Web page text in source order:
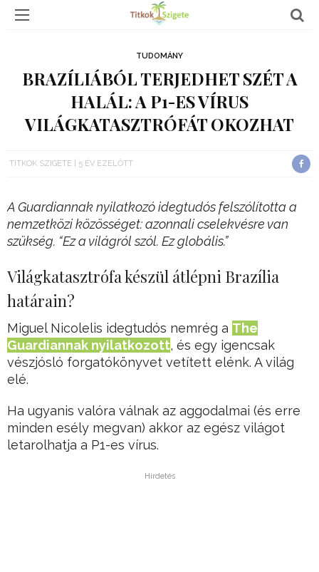
TUDOMÁNY
BRAZÍLIÁBÓL TERJEDHET SZÉT A
HALÁL: A P1-ES VÍRUS
VILÁGKATASZTRÓFÁT OKOZHAT
TITKOK SZIGETE 5 ÉV EZELŐTT
A Guardiannak nyilatkozó idegtudós felszólította a
nemzetközi közösséget: azonnali cselekvésre van
szükség. “Ez a világról szól. Ez globális.”
Világkatasztrófa készül átlépni Brazília
határain?
Miguel Nicolelis idegtudós nemrég a The
Guardiannak nyilatkozott, és egy igencsak
vészjósló forgatókönyvet vetített elénk. A világ
elé.
Ha ugyanis valóra válnak az aggodalmai (és erre
minden esély megvan) akkor az egész világot
letarolhatja a P1-es vírus.
Hirdetés